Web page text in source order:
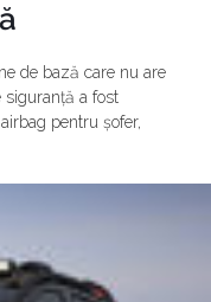
de bază care nu are
siguranță a fost
pentru șofer,